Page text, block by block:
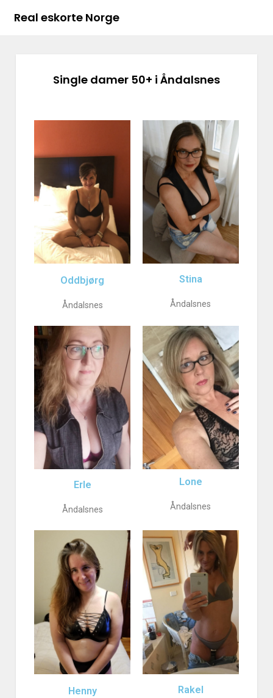
Real eskorte Norge
Single damer 50+ i Åndalsnes
Oddbjørg
Åndalsnes
Stina
Åndalsnes
Erle
Åndalsnes
Lone
Åndalsnes
Henny Rakel